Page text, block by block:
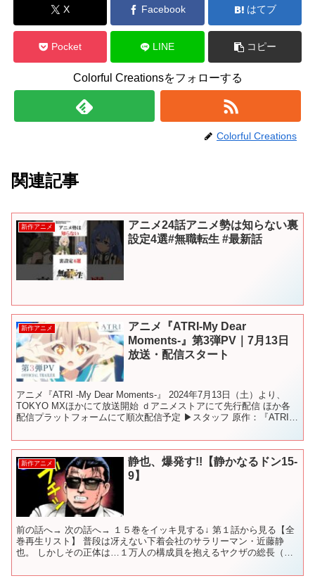
X Facebook はてブ
Pocket LINE コピー
Colorful Creationsをフォローする
Colorful Creations
関連記事
新作アニメ
アニメ24話アニメ勢は知らない裏
設定4選#無職転生 #最新話
新作アニメ
アニメ『ATRI-My Dear
Moments-』第3弾PV｜7月13日
放送・配信スタート
アニメ『ATRI -My Dear Moments-』 2024年7月13日（土）より、
TOKYO MXほかにて放送開始 ｄアニメストアにて先行配信 ほか各
配信プラットフォームにて順次配信予定 ▶スタッフ 原作：『ATRI -
新作アニメ
静也、爆発す!!【静かなるドン15-
9】
前の話へ→ 次の話へ→ １５巻をイッキ見する↓ 第１話から見る【全
巻再生リスト】 普段は冴えない下着会社のサラリーマン・近藤静
也。 しかしその正体は…１万人の構成員を抱えるヤクザの総長（ド